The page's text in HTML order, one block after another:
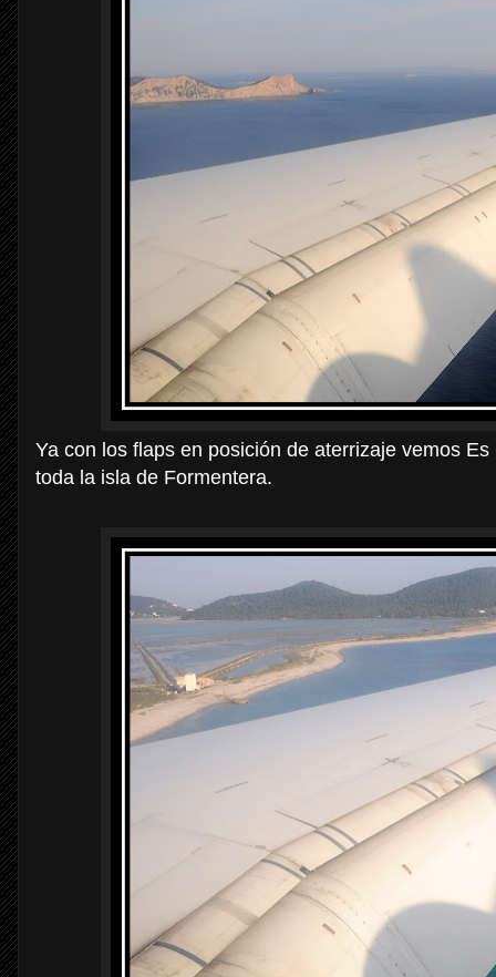
Ya con los flaps en posición de aterrizaje vemos
toda la isla de Formentera.